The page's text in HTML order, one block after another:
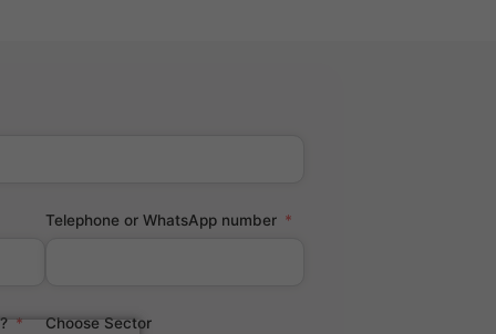
Telephone or WhatsApp number
Choose Sector